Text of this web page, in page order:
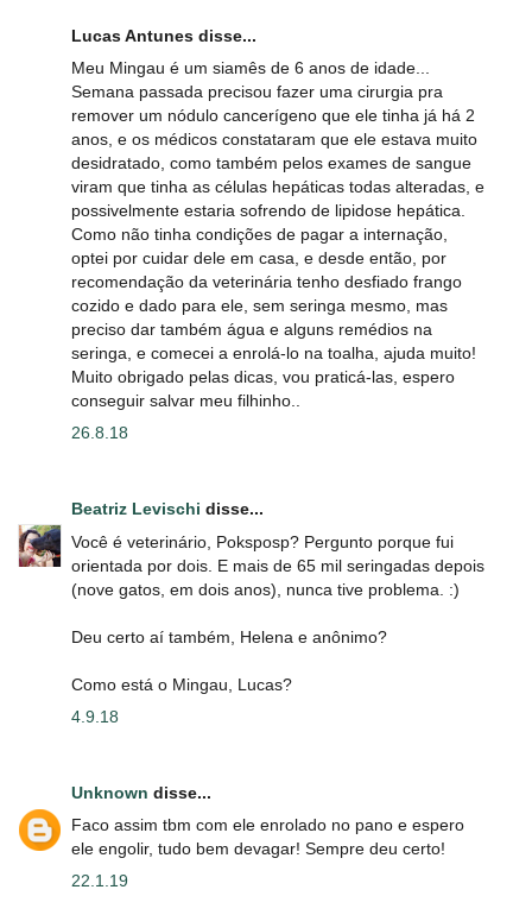
Lucas Antunes disse...
Meu Mingau é um siamês de 6 anos de idade...
Semana passada precisou fazer uma cirurgia pra
remover um nódulo cancerígeno que ele tinha já há 2
anos, e os médicos constataram que ele estava muito
desidratado, como também pelos exames de sangue
viram que tinha as células hepáticas todas alteradas, e
possivelmente estaria sofrendo de lipidose hepática.
Como não tinha condições de pagar a internação,
optei por cuidar dele em casa, e desde então, por
recomendação da veterinária tenho desfiado frango
cozido e dado para ele, sem seringa mesmo, mas
preciso dar também água e alguns remédios na
seringa, e comecei a enrolá-lo na toalha, ajuda muito!
Muito obrigado pelas dicas, vou praticá-las, espero
conseguir salvar meu filhinho..
26.8.18
Beatriz Levischi disse...
Você é veterinário, Poksposp? Pergunto porque fui
orientada por dois. E mais de 65 mil seringadas depois
(nove gatos, em dois anos), nunca tive problema. :)
Deu certo aí também, Helena e anônimo?
Como está o Mingau, Lucas?
4.9.18
Unknown disse...
Faco assim tbm com ele enrolado no pano e espero
ele engolir, tudo bem devagar! Sempre deu certo!
22.1.19